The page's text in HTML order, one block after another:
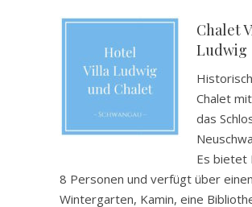
Chalet
Ludwig
Chalet
das
Es bietet
8 Personen und verfügt über einen
Wintergarten, Kamin, eine